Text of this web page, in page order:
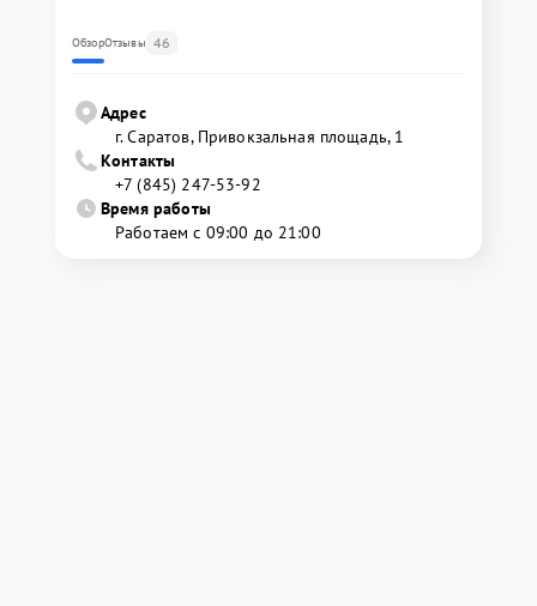
ОбзорОтзывы 46
Адрес
г. Саратов, Привокзальная площадь, 1
Контакты
+7 (845) 247-53-92
Время работы
Работаем с 09:00 до 21:00